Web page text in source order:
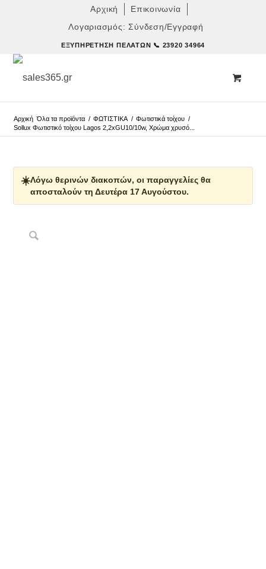
Αρχική
Επικοινωνία
Λογαριασμός: Σύνδεση/Εγγραφή
ΕΞΥΠΗΡΈΤΗΣΗ ΠΕΛΑΤΏΝ 📞 23920 34964
Αρχική Όλα τα προϊόντα / ΦΩΤΙΣΤΙΚΑ / Φωτιστικά τοίχου /
Sollux Φωτιστικό τοίχου Lagos 2,2xGU10/10w, Χρώμα χρυσό...
☀️Λόγω θερινών διακοπών, οι παραγγελίες θα
αποσταλούν τη Δευτέρα 17 Αυγούστου.